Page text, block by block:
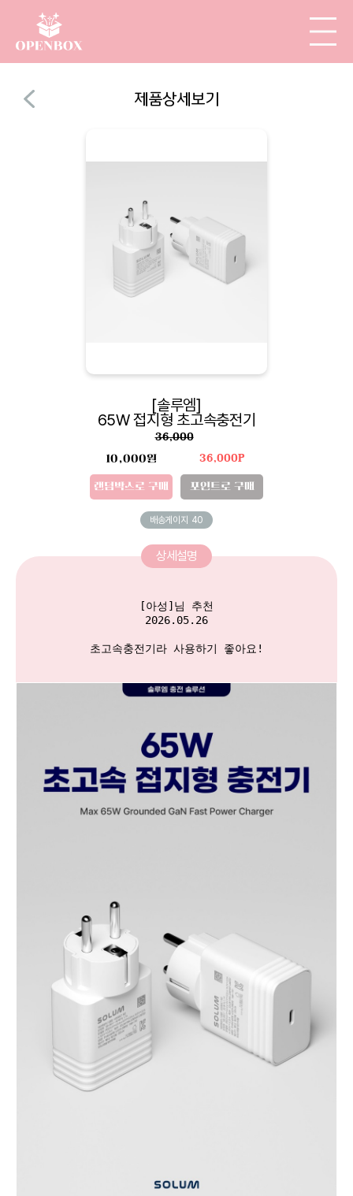
제품상세보기
[솔루엠]
65W 접지형 초고속충전기
36,000
10,000원
랜덤박스로 구매
36,000P
포인트로 구매
배송게이지 40
상세설명
[아성]님 추천
2026.05.26
초고속충전기라 사용하기 좋아요!